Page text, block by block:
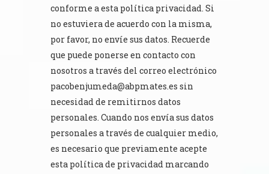
conforme a esta política privacidad. Si
no estuviera de acuerdo con la misma,
por favor, no envíe sus datos. Recuerde
que puede ponerse en contacto con
nosotros a través del correo electrónico
pacobenjumeda@abpmates.es sin
necesidad de remitirnos datos
personales. Cuando nos envía sus datos
personales a través de cualquier medio,
es necesario que previamente acepte
esta política de privacidad marcando